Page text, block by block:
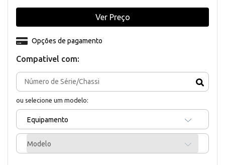
Compativel com:
ou selecione um modelo:
Equipamento
Modelo
Opções de pagamento
Ver Preço